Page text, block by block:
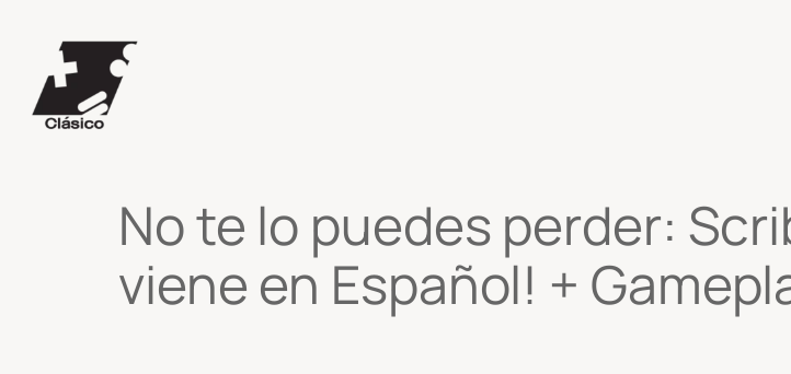
contenido
No te lo puedes perder:
viene en Español! +